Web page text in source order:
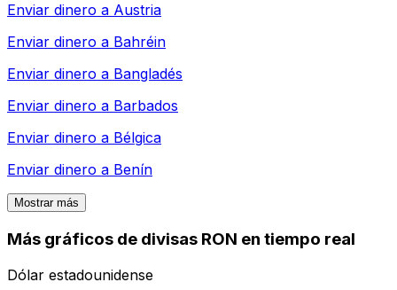
Enviar dinero a Austria
Enviar dinero a Bahréin
Enviar dinero a Bangladés
Enviar dinero a Barbados
Enviar dinero a Bélgica
Enviar dinero a Benín
Mostrar más
Más gráficos de divisas RON en tiempo real
Dólar estadounidense